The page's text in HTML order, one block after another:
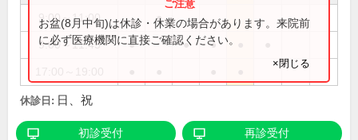
9:00～11:00 ●
9:00～11:45 ● ● ●
お盆(8月中旬)は休診・休業の場合があります。来院前
に必ず医療機関に直接ご確認ください。
×閉じる
休診日: 日、祝
初診受付 再診受付